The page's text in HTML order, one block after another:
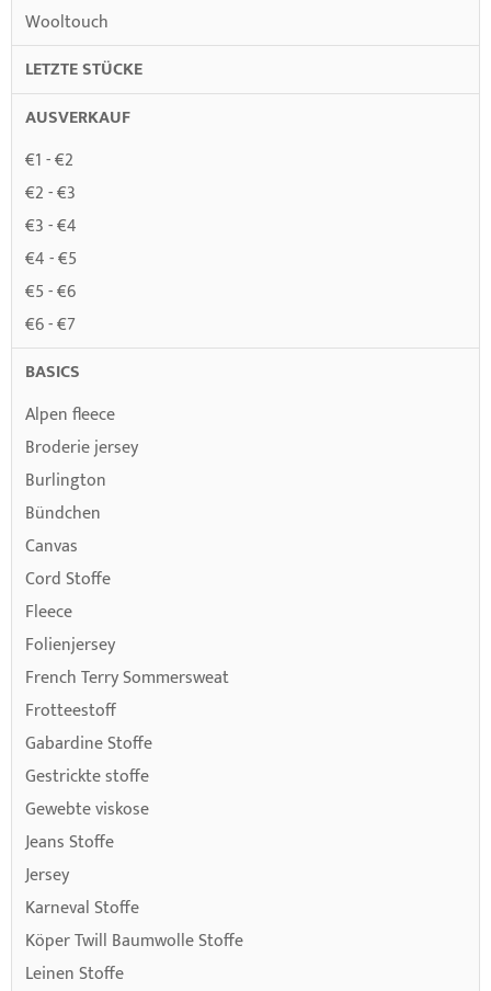
Wooltouch
LETZTE STÜCKE
AUSVERKAUF
€1 - €2
€2 - €3
€3 - €4
€4 - €5
€5 - €6
€6 - €7
BASICS
Alpen fleece
Broderie jersey
Burlington
Bündchen
Canvas
Cord Stoffe
Fleece
Folienjersey
French Terry Sommersweat
Frotteestoff
Gabardine Stoffe
Gestrickte stoffe
Gewebte viskose
Jeans Stoffe
Jersey
Karneval Stoffe
Köper Twill Baumwolle Stoffe
Leinen Stoffe